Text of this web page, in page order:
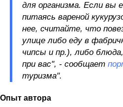
для организма. Если вы
питаясь вареной
нее, считайте, что
улице либо еду в
чипсы и пр.), либо
при вас", - сообщает
туризма".
Опыт автора